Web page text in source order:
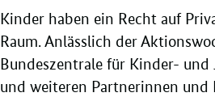
Kinder haben ein Recht auf
Raum. Anlässlich der
Bundeszentrale für Kinder- und
und weiteren Partnerinnen